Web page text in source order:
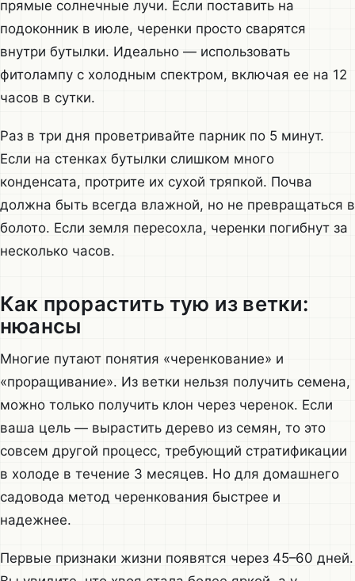
прямые солнечные лучи. Если поставить на
подоконник в июле, черенки просто сварятся
внутри бутылки. Идеально — использовать
фитолампу с холодным спектром, включая ее на 12
часов в сутки.
Раз в три дня проветривайте парник по 5 минут.
Если на стенках бутылки слишком много
конденсата, протрите их сухой тряпкой. Почва
должна быть всегда влажной, но не превращаться в
болото. Если земля пересохла, черенки погибнут за
несколько часов.
Как прорастить тую из ветки:
нюансы
Многие путают понятия «черенкование» и
«проращивание». Из ветки нельзя получить семена,
можно только получить клон через черенок. Если
ваша цель — вырастить дерево из семян, то это
совсем другой процесс, требующий стратификации
в холоде в течение 3 месяцев. Но для домашнего
садовода метод черенкования быстрее и
надежнее.
Первые признаки жизни появятся через 45–60 дней.